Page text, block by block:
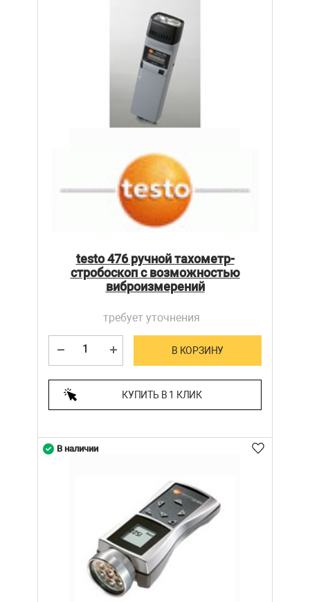
testo 476 ручной тахометр-
стробоскоп с возможностью
виброизмерений
требует уточнения
В КОРЗИНУ
КУПИТЬ В 1 КЛИК
В наличии